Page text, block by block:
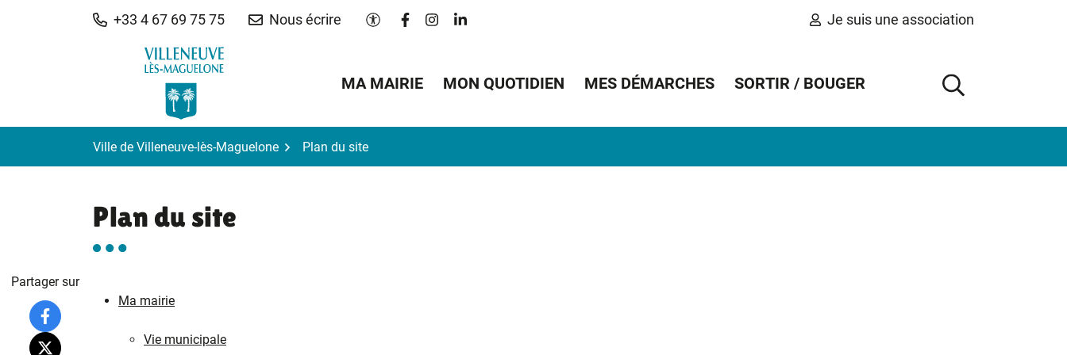
+33 4 67 69 75 75 Nous écrire Paramètres d'accessibilité
Lien vers le compte Facebook
Lien vers le compte Instagram
Lien vers le compte Linkedin Je suis une association
MA MAIRIE MON QUOTIDIEN MES DÉMARCHES SORTIR / BOUGER
AFFICHER
Ville de Villeneuve-lès-Maguelone Plan du site
Plan du site
Ma mairie
Vie municipale
Partager sur